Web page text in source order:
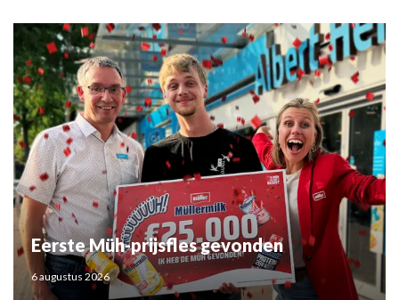
Eerste Müh-prijsfles gevonden
6 augustus 2026